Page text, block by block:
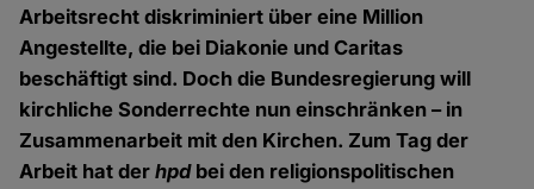
Arbeitsrecht diskriminiert über eine Million
Angestellte, die bei Diakonie und Caritas
beschäftigt sind. Doch die Bundesregierung will
kirchliche Sonderrechte nun einschränken – in
Zusammenarbeit mit den Kirchen. Zum Tag der
Arbeit hat derhpdbei den religionspolitischen